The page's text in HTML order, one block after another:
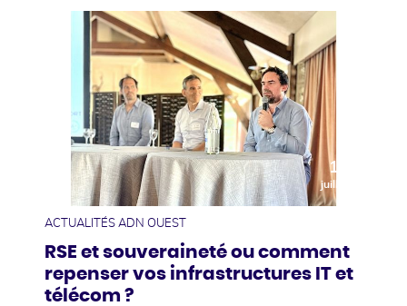
10
juillet
ACTUALITÉS ADN OUEST
RSE et souveraineté ou comment
repenser vos infrastructures IT et
télécom ?